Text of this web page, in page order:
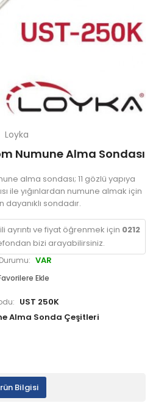
Loyka
Numune Alma Sondası
alma sondası; 11 gözlü yapıya
ile yığınlardan numune almak için
dayanıklı sondadır.
ayrıntı ve fiyat öğrenmek için 0212
bizi arayabilirsiniz.
VAR
Ekle
UST 250K
Alma Sonda Çeşitleri
Bilgisi